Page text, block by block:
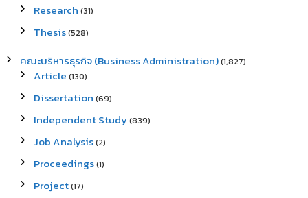
Research (31)
Thesis(528)
คณะบริหารธุรกิจ (Business Administration)(1,827)
Article (130)
Dissertation (69)
Independent Study(839)
Job Analysis(2)
Proceedings(1)
Project(17)